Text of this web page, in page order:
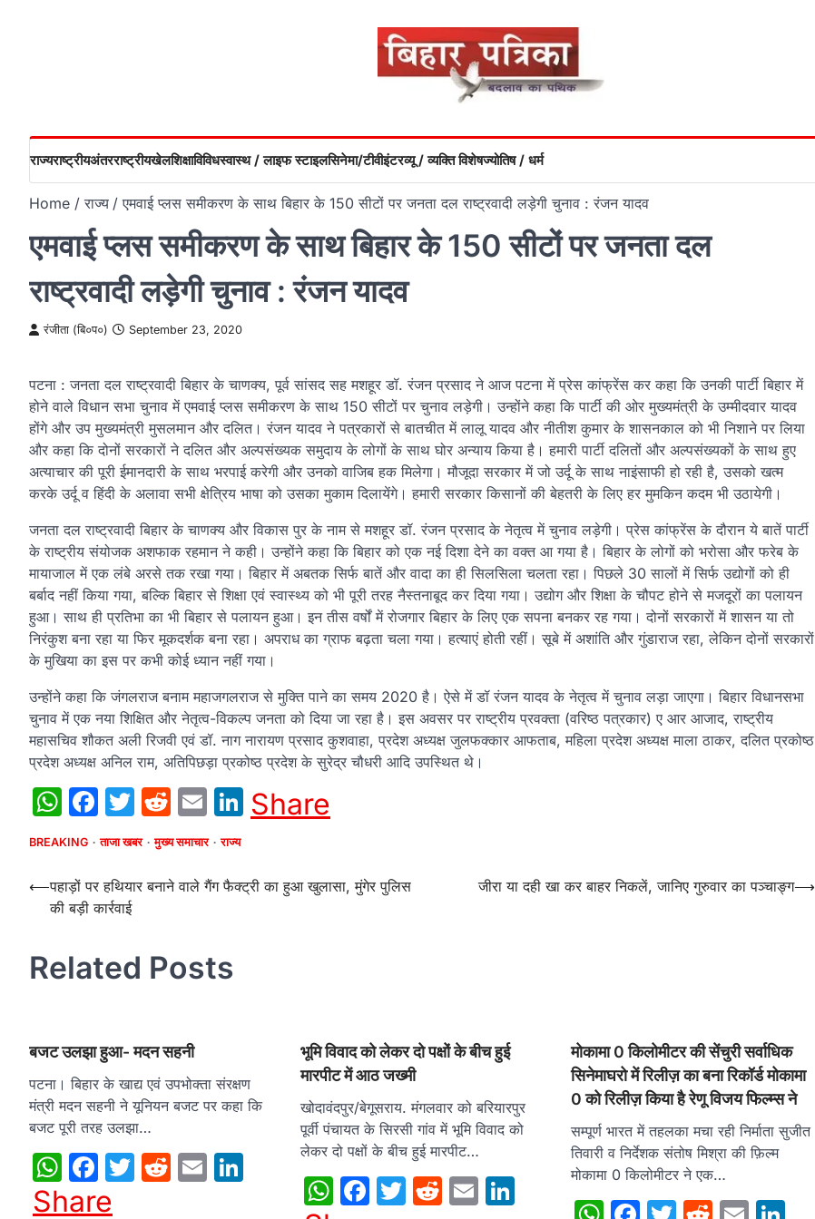
राज्यराष्ट्रीयअंतरराष्ट्रीयखेलशिक्षाविविधस्वास्थ / लाइफ स्टाइलसिनेमा/टीवीइंटरव्यू / व्यक्ति विशेषज्योतिष / धर्म
Home राज्य एमवाई प्‍लस समीकरण के साथ बिहार के 150 सीटों पर जनता दल राष्‍ट्रवादी लड़ेगी चुनाव : रंजन यादव
एमवाई प्‍लस समीकरण के साथ बिहार के 150 सीटों पर जनता दल
राष्‍ट्रवादी लड़ेगी चुनाव : रंजन यादव
रंजीता (बि०प०) September 23, 2020
पटना : जनता दल राष्‍ट्रवादी बिहार के चाणक्‍य, पूर्व सांसद सह मशहूर डॉ. रंजन प्रसाद ने आज पटना में प्रेस कांफ्रेंस कर कहा कि उनकी पार्टी बिहार में
होने वाले विधान सभा चुनाव में एमवाई प्‍लस समीकरण के साथ 150 सीटों पर चुनाव लड़ेगी। उन्‍होंने कहा कि पार्टी की ओर मुख्‍यमंत्री के उम्‍मीदवार यादव
होंगे और उप मुख्‍यमंत्री मुसलमान और दलित। रंजन यादव ने पत्रकारों से बातचीत में लालू यादव और नीतीश कुमार के शासनकाल को भी निशाने पर लिया
और कहा कि दोनों सरकारों ने दलित और अल्‍पसंख्‍यक समुदाय के लोगों के साथ घोर अन्‍याय किया है। हमारी पार्टी दलितों और अल्‍पसंख्‍यकों के साथ हुए
अत्‍याचार की पूरी ईमानदारी के साथ भरपाई करेगी और उनको वाजिब हक मिलेगा। मौजूदा सरकार में जो उर्दू के साथ नाइंसाफी हो रही है, उसको खत्‍म
करके उर्दू व हिंदी के अलावा सभी क्षेत्रिय भाषा को उसका मुकाम दिलायेंगे। हमारी सरकार किसानों की बेहतरी के लिए हर मुमकिन कदम भी उठायेगी।
जनता दल राष्ट्रवादी बिहार के चाणक्य और विकास पुर के नाम से मशहूर डॉ. रंजन प्रसाद के नेतृत्‍व में चुनाव लड़ेगी। प्रेस कांफ्रेंस के दौरान ये बातें पार्टी
के राष्ट्रीय संयोजक अशफाक रहमान ने कही। उन्‍होंने कहा कि बिहार को एक नई दिशा देने का वक्त आ गया है। बिहार के लोगों को भरोसा और फरेब के
मायाजाल में एक लंबे अरसे तक रखा गया। बिहार में अबतक सिर्फ बातें और वादा का ही सिलसिला चलता रहा। पिछले 30 सालों में सिर्फ उद्योगों को ही
बर्बाद नहीं किया गया, बल्कि बिहार से शिक्षा एवं स्वास्थ्य को भी पूरी तरह नैस्तनाबूद कर दिया गया। उद्योग और शिक्षा के चौपट होने से मजदूरों का पलायन
हुआ। साथ ही प्रतिभा का भी बिहार से पलायन हुआ। इन तीस वर्षों में रोजगार बिहार के लिए एक सपना बनकर रह गया। दोनों सरकारों में शासन या तो
निरंकुश बना रहा या फिर मूकदर्शक बना रहा। अपराध का ग्राफ बढ़ता चला गया। हत्याएं होती रहीं। सूबे में अशांति और गुंडाराज रहा, लेकिन दोनों सरकारों
के मुखिया का इस पर कभी कोई ध्यान नहीं गया।
उन्‍होंने कहा कि जंगलराज बनाम महाजगलराज से मुक्ति पाने का समय 2020 है। ऐसे में डॉ रंजन यादव के नेतृत्व में चुनाव लड़ा जाएगा। बिहार विधानसभा
चुनाव में एक नया शिक्षित और नेतृत्व-विकल्प जनता को दिया जा रहा है। इस अवसर पर राष्ट्रीय प्रवक्ता (वरिष्ठ पत्रकार) ए आर आजाद, राष्ट्रीय
महासचिव शौकत अली रिजवी एवं डॉ. नाग नारायण प्रसाद कुशवाहा, प्रदेश अध्यक्ष जुलफक्कार आफताब, महिला प्रदेश अध्यक्ष माला ठाकर, दलित प्रकोष्ठ
प्रदेश अध्यक्ष अनिल राम, अतिपिछड़ा प्रकोष्ठ प्रदेश के सुरेद्र चौधरी आदि उपस्थित थे।
WhatsApp
Facebook
Twitter
Reddit
EmailLinkedIn
Share
BREAKING ताजा खबर मुख्य समाचार राज्य
Post
navigation
⟵पहाड़ों पर हथियार बनाने वाले गैंग फैक्ट्री का हुआ खुलासा, मुंगेर पुलिस
की बड़ी कार्रवाई
जीरा या दही खा कर बाहर निकलें, जानिए गुरुवार का पञ्चाङ्ग⟶
Related Posts
बजट उलझा हुआ- मदन सहनी
पटना। बिहार के खाद्य एवं उपभोक्ता संरक्षण
मंत्री मदन सहनी ने यूनियन बजट पर कहा कि
बजट पूरी तरह उलझा…
WhatsApp
Facebook
Twitter
Reddit
EmailLinkedIn
Share
भूमि विवाद को लेकर दो पक्षों के बीच हुई
मारपीट में आठ जख्मी
खोदावंदपुर/बेगूसराय. मंगलवार को बरियारपुर
पूर्वी पंचायत के सिरसी गांव में भूमि विवाद को
लेकर दो पक्षों के बीच हुई मारपीट…
WhatsApp
Facebook
Twitter
Reddit
EmailLinkedIn
मोकामा 0 किलोमीटर की सेंचुरी सर्वाधिक
सिनेमाघरो में रिलीज़ का बना रिकॉर्ड मोकामा
0 को रिलीज़ किया है रेणू विजय फिल्म्स ने
सम्पूर्ण भारत में तहलका मचा रही निर्माता सुजीत
तिवारी व निर्देशक संतोष मिश्रा की फ़िल्म
मोकामा 0 किलोमीटर ने एक…